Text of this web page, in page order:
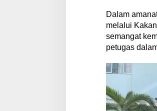
i
n
r
j
n
u
k
Dalam
melalui
semangat
petugas